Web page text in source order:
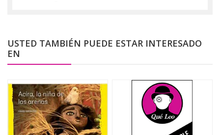
USTED TAMBIÉN PUEDE ESTAR INTERESADO
EN